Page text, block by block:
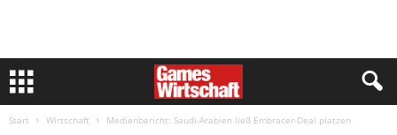
Start Wirtschaft Medienbericht: Saudi-Arabien ließ Embracer-Deal platzen